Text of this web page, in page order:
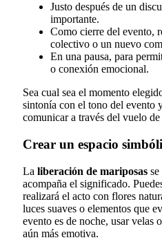
Justo después de un
importante.
Como cierre del evento,
colectivo o un nuevo
En una pausa, para
o conexión emocional.
Sea cual sea el momento
sintonía con el tono del evento
comunicar a través del vuelo de
Crear un espacio
La liberación de mariposas
acompaña el significado.
realizará el acto con flores
luces suaves o elementos que
evento es de noche, usar velas
aún más emotiva.